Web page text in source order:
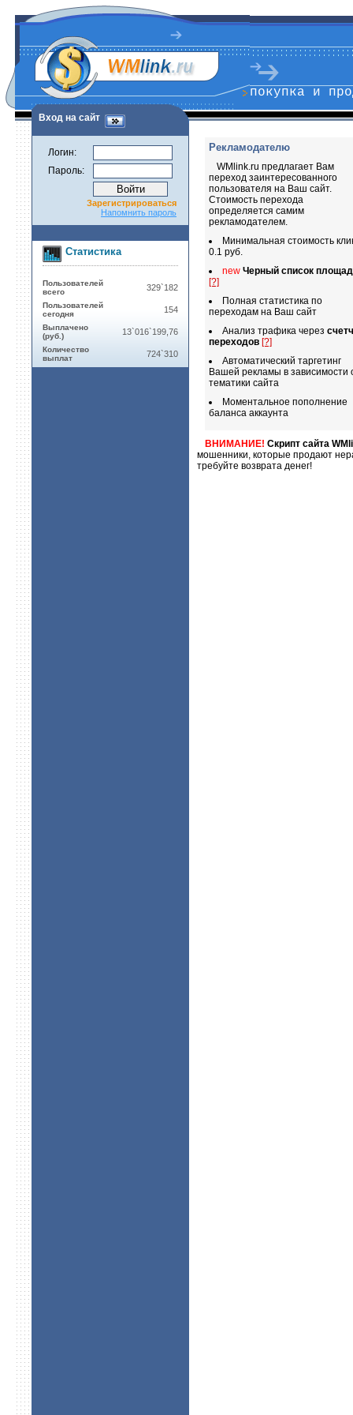
покупка и
Вход на сайт
Логин:
Пароль:
Зарегистрироваться
Напомнить пароль
Статистика
Пользователей
всего
329`182
Пользователей
сегодня
154
Выплачено
(руб.)
13`016`199,76
Количество
выплат
724`310
Рекламодателю
WMlink.ru предлагает Вам
переход заинтересованного
пользователя на Ваш сайт.
Стоимость перехода
определяется самим
рекламодателем.
Минимальная стоимость
0.1 руб.
new Черный список
[?]
Полная статистика по
переходам на Ваш сайт
Анализ трафика через
переходов [?]
Автоматический таргетинг
Вашей рекламы в зависимости
тематики сайта
Моментальное пополнение
баланса аккаунта
ВНИМАНИЕ! Скрипт сайта
мошенники, которые продают
требуйте возврата денег!